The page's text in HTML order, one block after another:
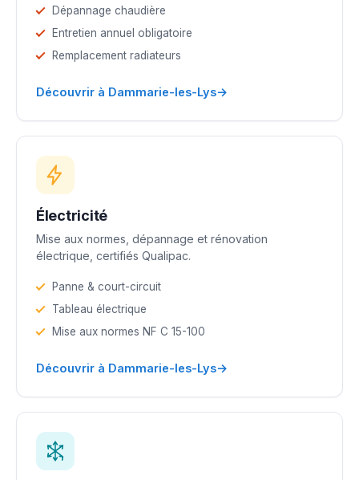
Dépannage chaudière
Entretien annuel obligatoire
Remplacement radiateurs
Découvrir à Dammarie-les-Lys→
Électricité
Mise aux normes, dépannage et rénovation
électrique, certifiés Qualipac.
Panne & court-circuit
Tableau électrique
Mise aux normes NF C 15-100
Découvrir à Dammarie-les-Lys→